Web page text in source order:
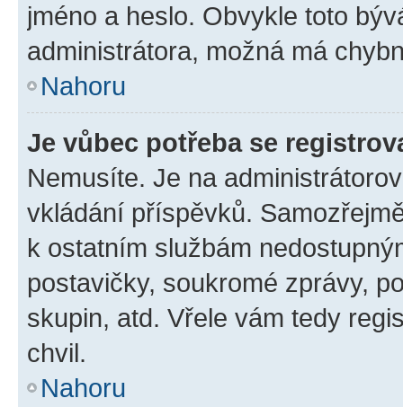
jméno a heslo. Obvykle toto
administrátora, možná má
Nahoru
Je vůbec potřeba se
Nemusíte. Je na
vkládání příspěvků.
k ostatním službám
postavičky, soukromé zprávy,
skupin, atd. Vřele vám tedy
chvil.
Nahoru